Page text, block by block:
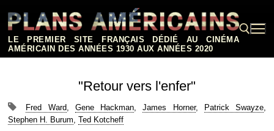
contenu
LE PREMIER SITE FRANÇAIS DÉDIÉ AU CINÉMA
AMÉRICAIN DES ANNÉES 1930 AUX ANNÉES 2020
"Retour vers l'enfer"
Fred Ward, Gene Hackman,James Horner, Patrick Swayze,
Stephen H. Burum, Ted Kotcheff